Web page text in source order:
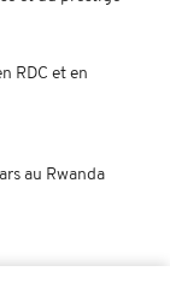
RDC et en
au Rwanda